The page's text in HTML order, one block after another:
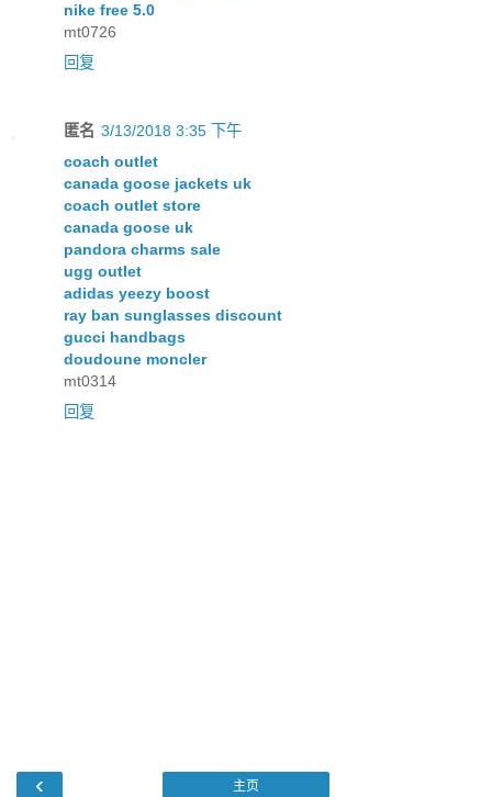
nike free 5.0
mt0726
回复
匿名 3/13/2018 3:35 下午
coach outlet
canada goose jackets uk
coach outlet store
canada goose uk
pandora charms sale
ugg outlet
adidas yeezy boost
ray ban sunglasses discount
gucci handbags
doudoune moncler
mt0314
回复
‹ 主页